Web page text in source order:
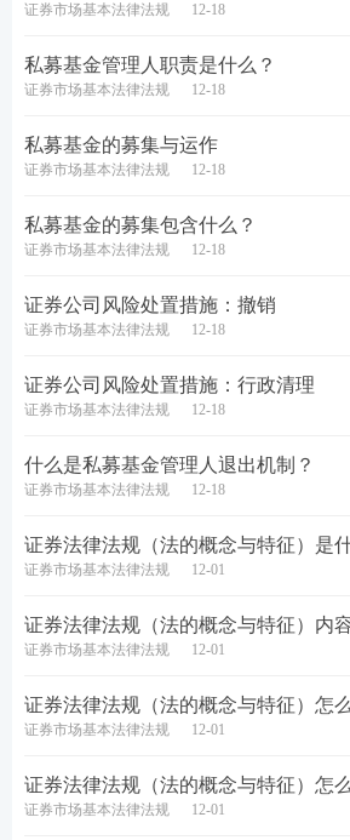
证券市场基本法律法规 12-18
私募基金管理人职责是什么？
证券市场基本法律法规 12-18
私募基金的募集与运作
证券市场基本法律法规 12-18
私募基金的募集包含什么？
证券市场基本法律法规 12-18
证券公司风险处置措施：撤销
证券市场基本法律法规 12-18
证券公司风险处置措施：行政清理
证券市场基本法律法规 12-18
什么是私募基金管理人退出机制？
证券市场基本法律法规 12-18
证券法律法规（法的概念与特征）是
证券市场基本法律法规 12-01
证券法律法规（法的概念与特征）内
证券市场基本法律法规 12-01
证券法律法规（法的概念与特征）怎
证券市场基本法律法规 12-01
证券法律法规（法的概念与特征）怎
证券市场基本法律法规 12-01